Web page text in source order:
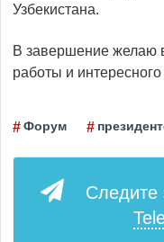
Узбекистана.
В завершение желаю
работы и
Форум
Следите